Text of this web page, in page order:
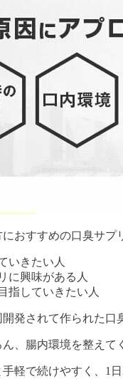
おすすめの口臭サプ
いきたい人
に興味がある人
指していきたい人
発されて作られた口
、腸内環境を整えて
手軽で続けやすく、1